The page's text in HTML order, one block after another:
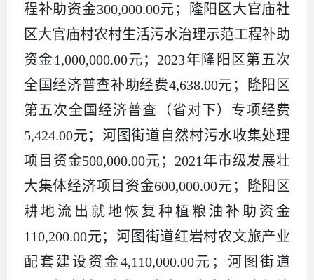
程补助资金300,000.00元；隆阳区大官庙社
区大官庙村农村生活污水治理示范工程补助
资金1,000,000.00元；2023年隆阳区第五次
全国经济普查补助经费4,638.00元；隆阳区
第五次全国经济普查（省对下）专项经费
5,424.00元；河图街道自然村污水收集处理
项目资金500,000.00元；2021年市级发展壮
大集体经济项目资金600,000.00元；隆阳区
耕地流出就地恢复种植粮油补助资金
110,200.00元；河图街道红岩村农文旅产业
配套建设资金4,110,000.00元；河图街道